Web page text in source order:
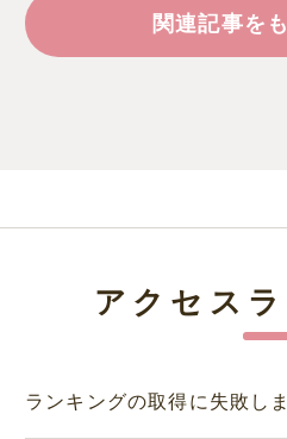
関連記事を
アクセス
ランキングの取得に失敗しま